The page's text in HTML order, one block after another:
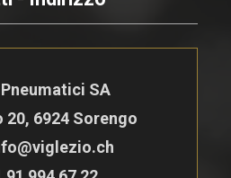
SA
20, 6924 Sorengo